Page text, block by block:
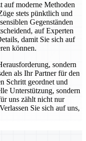
auf moderne Methoden
stets pünktlich und
Gegenständen
auf Experten
damit Sie sich auf
können.
sondern
als Ihr Partner für den
Schritt geordnet und
Unterstützung, sondern
uns zählt nicht nur
Sie sich auf uns,